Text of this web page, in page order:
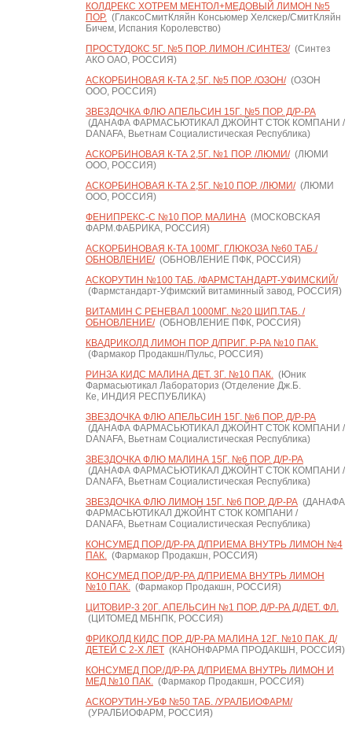
КОЛДРЕКС ХОТРЕМ МЕНТОЛ+МЕДОВЫЙ ЛИМОН №5
ПОР.(ГлаксоСмитКляйн Консьюмер Хелскер/СмитКляйн
Бичем, Испания Королевство)
ПРОСТУДОКС 5Г. №5 ПОР. ЛИМОН /СИНТЕЗ/(Синтез
АКО ОАО, РОССИЯ)
АСКОРБИНОВАЯ К-ТА 2,5Г. №5 ПОР. /ОЗОН/(ОЗОН
ООО, РОССИЯ)
ЗВЕЗДОЧКА ФЛЮ АПЕЛЬСИН 15Г. №5 ПОР. Д/Р-РА
(ДАНАФА ФАРМАСЬЮТИКАЛ ДЖОЙНТ СТОК КОМПАНИ /
DANAFA, Вьетнам Социалистическая Республика)
АСКОРБИНОВАЯ К-ТА 2,5Г. №1 ПОР. /ЛЮМИ/(ЛЮМИ
ООО, РОССИЯ)
АСКОРБИНОВАЯ К-ТА 2,5Г. №10 ПОР. /ЛЮМИ/(ЛЮМИ
ООО, РОССИЯ)
ФЕНИПРЕКС-С №10 ПОР. МАЛИНА(МОСКОВСКАЯ
ФАРМ.ФАБРИКА, РОССИЯ)
АСКОРБИНОВАЯ К-ТА 100МГ. ГЛЮКОЗА №60 ТАБ./
ОБНОВЛЕНИЕ/(ОБНОВЛЕНИЕ ПФК, РОССИЯ)
АСКОРУТИН №100 ТАБ. /ФАРМСТАНДАРТ-УФИМСКИЙ/
(Фармстандарт-Уфимский витаминный завод, РОССИЯ)
ВИТАМИН С РЕНЕВАЛ 1000МГ. №20 ШИП.ТАБ. /
ОБНОВЛЕНИЕ/(ОБНОВЛЕНИЕ ПФК, РОССИЯ)
КВАДРИКОЛД ЛИМОН ПОР Д/ПРИГ. Р-РА №10 ПАК.
(Фармакор Продакшн/Пульс, РОССИЯ)
РИНЗА КИДС МАЛИНА ДЕТ. 3Г. №10 ПАК.(Юник
Фармасьютикал Лабораториз (Отделение Дж.Б.
Ке, ИНДИЯ РЕСПУБЛИКА)
ЗВЕЗДОЧКА ФЛЮ АПЕЛЬСИН 15Г. №6 ПОР. Д/Р-РА
(ДАНАФА ФАРМАСЬЮТИКАЛ ДЖОЙНТ СТОК КОМПАНИ /
DANAFA, Вьетнам Социалистическая Республика)
ЗВЕЗДОЧКА ФЛЮ МАЛИНА 15Г. №6 ПОР. Д/Р-РА
(ДАНАФА ФАРМАСЬЮТИКАЛ ДЖОЙНТ СТОК КОМПАНИ /
DANAFA, Вьетнам Социалистическая Республика)
ЗВЕЗДОЧКА ФЛЮ ЛИМОН 15Г. №6 ПОР. Д/Р-РА(ДАНАФА
ФАРМАСЬЮТИКАЛ ДЖОЙНТ СТОК КОМПАНИ /
DANAFA, Вьетнам Социалистическая Республика)
КОНСУМЕД ПОР./Д/Р-РА Д/ПРИЕМА ВНУТРЬ ЛИМОН №4
ПАК.(Фармакор Продакшн, РОССИЯ)
КОНСУМЕД ПОР./Д/Р-РА Д/ПРИЕМА ВНУТРЬ ЛИМОН
№10 ПАК.(Фармакор Продакшн, РОССИЯ)
ЦИТОВИР-3 20Г. АПЕЛЬСИН №1 ПОР. Д/Р-РА Д/ДЕТ. ФЛ.
(ЦИТОМЕД МБНПК, РОССИЯ)
ФРИКОЛД КИДС ПОР. Д/Р-РА МАЛИНА 12Г. №10 ПАК. Д/
ДЕТЕЙ С 2-Х ЛЕТ(КАНОНФАРМА ПРОДАКШН, РОССИЯ)
КОНСУМЕД ПОР./Д/Р-РА Д/ПРИЕМА ВНУТРЬ ЛИМОН И
МЕД №10 ПАК.(Фармакор Продакшн, РОССИЯ)
АСКОРУТИН-УБФ №50 ТАБ. /УРАЛБИОФАРМ/
(УРАЛБИОФАРМ, РОССИЯ)